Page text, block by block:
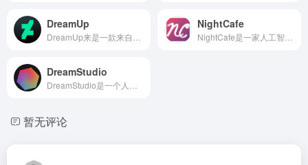
DreamUp NightCafe
DreamStudio
暂无评论